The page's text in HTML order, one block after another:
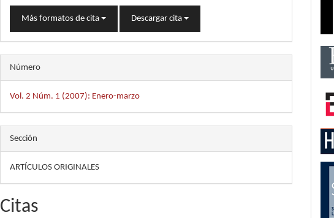
Más formatos de cita Descargar cita
Número
Vol. 2 Núm. 1 (2007): Enero-marzo
Sección
ARTÍCULOS ORIGINALES
Citas